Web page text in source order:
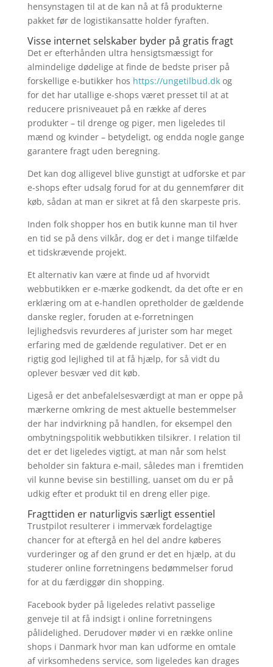
hensynstagen til at de kan nå at få produkterne
pakket før de logistikansatte holder fyraften.
Visse internet selskaber byder på gratis fragt
Det er efterhånden ultra hensigtsmæssigt for
almindelige dødelige at finde de bedste priser på
forskellige e-butikker hos https://ungetilbud.dkog
for det har utallige e-shops været presset til at at
reducere prisniveauet på en række af deres
produkter – til drenge og piger, men ligeledes til
mænd og kvinder – betydeligt, og endda nogle gange
garantere fragt uden beregning.
Det kan dog alligevel blive gunstigt at udforske et par
e-shops efter udsalg forud for at du gennemfører dit
køb, sådan at man er sikret at få den skarpeste pris.
Inden folk shopper hos en butik kunne man til hver
en tid se på dens vilkår, dog er det i mange tilfælde
et tidskrævende projekt.
Et alternativ kan være at finde ud af hvorvidt
webbutikken er e-mærke godkendt, da det ofte er en
erklæring om at e-handlen opretholder de gældende
danske regler, foruden at e-forretningen
lejlighedsvis revurderes af jurister som har meget
erfaring med de gældende regulativer. Det er en
rigtig god lejlighed til at få hjælp, for så vidt du
oplever besvær ved dit køb.
Ligeså er det anbefalelsesværdigt at man er oppe på
mærkerne omkring de mest aktuelle bestemmelser
der har indvirkning på handlen, for eksempel den
ombytningspolitik webbutikken tilsikrer. I relation til
det er det ligeledes vigtigt, at man når som helst
beholder sin faktura e-mail, således man i fremtiden
vil kunne bevise sin bestilling, uanset om du er på
udkig efter et produkt til en dreng eller pige.
Fragttiden er naturligvis særligt essentiel
Trustpilot resulterer i immervæk fordelagtige
chancer for at eftergå en hel del andre køberes
vurderinger og af den grund er det en hjælp, at du
studerer online forretningens bedømmelser forud
for at du færdiggør din shopping.
Facebook byder på ligeledes relativt passelige
genveje til at få indsigt i online forretningens
pålidelighed. Derudover møder vi en række online
shops i Danmark hvor man kan udforme en omtale
af virksomhedens service, som ligeledes kan drages